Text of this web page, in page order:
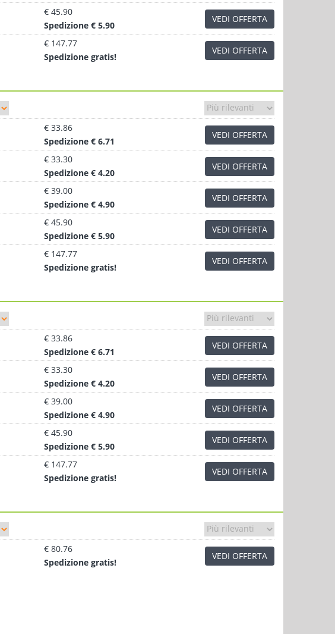
€ 45.90
Spedizione € 5.90
VEDI OFFERTA
€ 147.77
Spedizione gratis!
VEDI OFFERTA
€ 33.86
Spedizione € 6.71
VEDI OFFERTA
€ 33.30
Spedizione € 4.20
VEDI OFFERTA
€ 39.00
Spedizione € 4.90
VEDI OFFERTA
€ 45.90
Spedizione € 5.90
VEDI OFFERTA
€ 147.77
Spedizione gratis!
VEDI OFFERTA
€ 33.86
Spedizione € 6.71
VEDI OFFERTA
€ 33.30
Spedizione € 4.20
VEDI OFFERTA
€ 39.00
Spedizione € 4.90
VEDI OFFERTA
€ 45.90
Spedizione € 5.90
VEDI OFFERTA
€ 147.77
Spedizione gratis!
VEDI OFFERTA
€ 80.76
Spedizione gratis!
VEDI OFFERTA